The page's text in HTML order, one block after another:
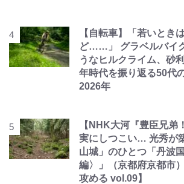
【自転車】「若いとき
ど……」 グラベルバイ
うなヒルクライム、砂
年時代を振り返る50代
2026年
【NHK大河『豊臣兄弟
実にしつこい… 光秀が
山城」のひとつ「丹波
編〉」（京都府京都市
攻める vol.09】